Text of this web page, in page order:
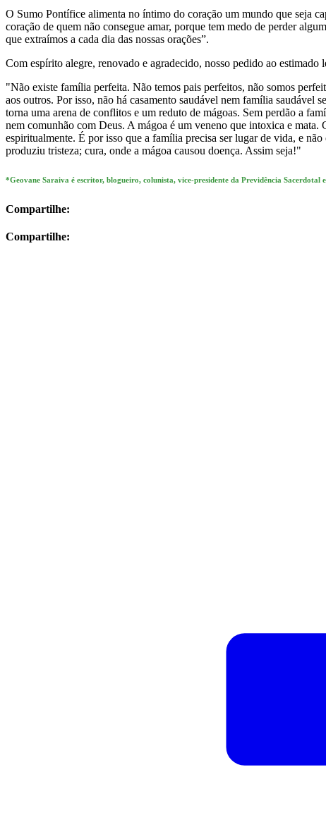
O Sumo Pontífice alimenta no íntimo do coração um mundo que seja
coração de quem não consegue amar, porque tem medo de perder
que extraímos a cada dia das nossas orações”.
Com espírito alegre, renovado e agradecido, nosso pedido ao
"Não existe família perfeita. Não temos pais perfeitos, não somos
aos outros. Por isso, não há casamento saudável nem família
torna uma arena de conflitos e um reduto de mágoas. Sem perdão a
nem comunhão com Deus. A mágoa é um veneno que intoxica e
espiritualmente. É por isso que a família precisa ser lugar de vida, e
produziu tristeza; cura, onde a mágoa causou doença. Assim seja!"
*Geovane Saraiva é escritor, blogueiro, colunista, vice-presidente da Previdência
Compartilhe:
Compartilhe: